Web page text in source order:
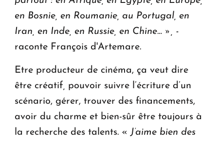
en Bosnie, en Roumanie, au Portugal, en
Iran, en Inde, en Russie, en Chine… », -
raconte François d'Artemare.
Etre producteur de cinéma, ça veut dire
être créatif pouvoir suivre l’écriture d’un
scénario, gérer, trouver des financements,
avoir du charme et bien-sûr être toujours à
la recherche des talents. « J’aime bien des